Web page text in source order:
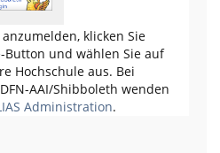
klicken Sie
und wählen Sie auf
Hochschule aus. Bei
AAI/Shibboleth wenden
Administration.